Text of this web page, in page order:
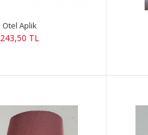
Otel Aplik
243,50 TL